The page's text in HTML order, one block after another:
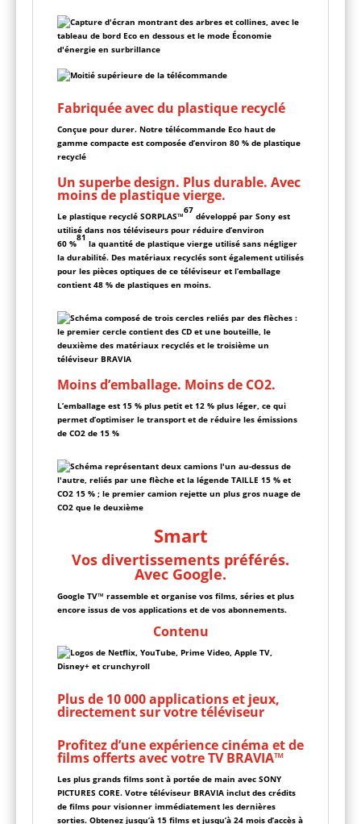
Fabriquée avec du plastique recyclé
Conçue pour durer. Notre télécommande Eco haut de
gamme compacte est composée d’environ 80 % de plastique
recyclé
Un superbe design. Plus durable. Avec
moins de plastique vierge.
Le plastique recyclé SORPLAS™
67
développé par Sony est
utilisé dans nos téléviseurs pour réduire d’environ
60 %
81
la quantité de plastique vierge utilisé sans négliger
la durabilité. Des matériaux recyclés sont également utilisés
pour les pièces optiques de ce téléviseur et l’emballage
contient 48 % de plastiques en moins.
Moins d’emballage. Moins de CO2.
L’emballage est 15 % plus petit et 12 % plus léger, ce qui
permet d’optimiser le transport et de réduire les émissions
de CO2 de 15 %
Smart
Vos divertissements préférés.
Avec Google.
Google TV™ rassemble et organise vos films, séries et plus
encore issus de vos applications et de vos abonnements.
Contenu
Plus de 10 000 applications et jeux,
directement sur votre téléviseur
Profitez d’une expérience cinéma et de
films offerts avec votre TV BRAVIA™
Les plus grands films sont à portée de main avec SONY
PICTURES CORE. Votre téléviseur BRAVIA inclut des crédits
de films pour visionner immédiatement les dernières
sorties. Obtenez jusqu’à 15 films et jusqu’à 24 mois d’accès à